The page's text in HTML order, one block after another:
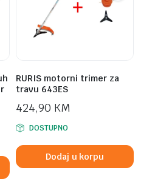
RURIS motorni trimer za
travu 643ES
424,90 KM
DOSTUPNO
Dodaj u korpu